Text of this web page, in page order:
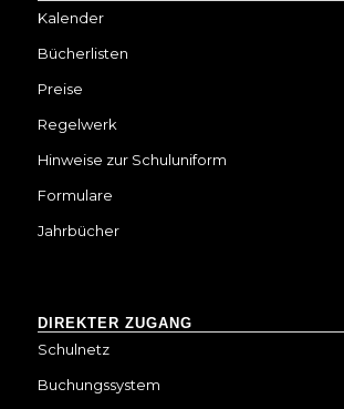
Kalender
Bücherlisten
Preise
Regelwerk
Hinweise zur Schuluniform
Formulare
Jahrbücher
DIREKTER ZUGANG
Schulnetz
Buchungssystem